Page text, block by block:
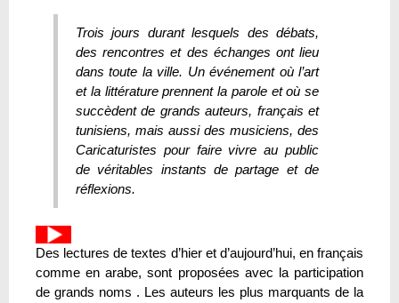
Trois jours durant lesquels des débats,
des rencontres et des échanges ont lieu
dans toute la ville. Un événement où l’art
et la littérature prennent la parole et où se
succèdent de grands auteurs, français et
tunisiens, mais aussi des musiciens, des
Caricaturistes pour faire vivre au public
de véritables instants de partage et de
réflexions.
Des lectures de textes d’hier et d’aujourd’hui, en français
comme en arabe, sont proposées avec la participation
de grands noms . Les auteurs les plus marquants de la